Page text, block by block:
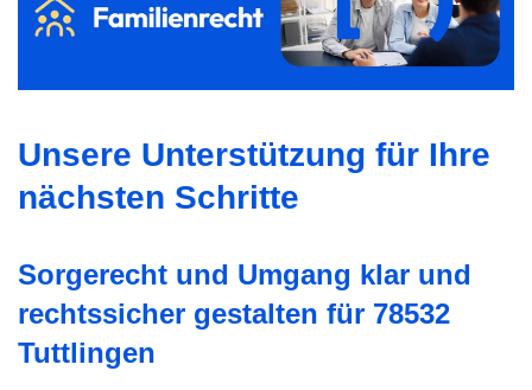
Unsere Unterstützung für Ihre
nächsten Schritte
Sorgerecht und Umgang klar und
rechtssicher gestalten für 78532
Tuttlingen